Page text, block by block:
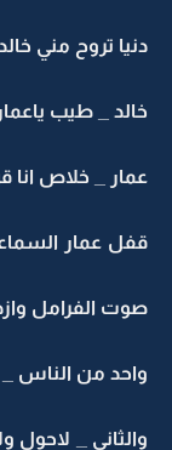
دنيا تروح مني خالد
خالد _ طيب
عمار _ خلاص انا
قفل عمار
صوت الفرامل
واحد من الناس _
والثاني _ لاحول